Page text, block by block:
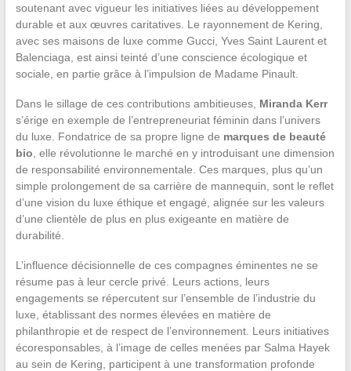
soutenant avec vigueur les initiatives liées au développement
durable et aux œuvres caritatives. Le rayonnement de Kering,
avec ses maisons de luxe comme Gucci, Yves Saint Laurent et
Balenciaga, est ainsi teinté d’une conscience écologique et
sociale, en partie grâce à l’impulsion de Madame Pinault.
Dans le sillage de ces contributions ambitieuses, Miranda Kerr
s’érige en exemple de l’entrepreneuriat féminin dans l’univers
du luxe. Fondatrice de sa propre ligne de marques de beauté
bio , elle révolutionne le marché en y introduisant une dimension
de responsabilité environnementale. Ces marques, plus qu’un
simple prolongement de sa carrière de mannequin, sont le reflet
d’une vision du luxe éthique et engagé, alignée sur les valeurs
d’une clientèle de plus en plus exigeante en matière de
durabilité.
L’influence décisionnelle de ces compagnes éminentes ne se
résume pas à leur cercle privé. Leurs actions, leurs
engagements se répercutent sur l’ensemble de l’industrie du
luxe, établissant des normes élevées en matière de
philanthropie et de respect de l’environnement. Leurs initiatives
écoresponsables, à l’image de celles menées par Salma Hayek
au sein de Kering, participent à une transformation profonde